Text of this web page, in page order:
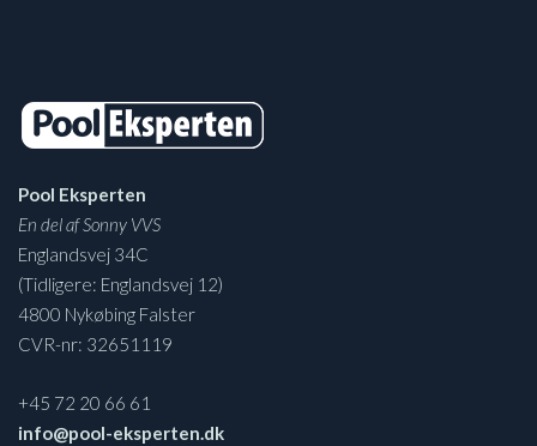
Pool Eksperten
En del af Sonny VVS
Englandsvej 34C
(Tidligere: Englandsvej 12)
4800 Nykøbing Falster
CVR-nr: 32651119
+45 72 20 66 61
info@pool-eksperten.dk